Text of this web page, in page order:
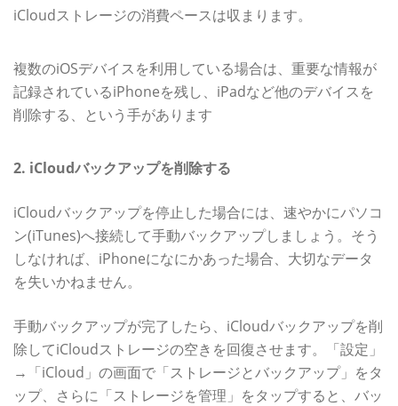
iCloudストレージの消費ペースは収まります。
複数のiOSデバイスを利用している場合は、重要な情報が
記録されているiPhoneを残し、iPadなど他のデバイスを
削除する、という手があります
2. iCloudバックアップを削除する
iCloudバックアップを停止した場合には、速やかにパソコ
ン(iTunes)へ接続して手動バックアップしましょう。そう
しなければ、iPhoneになにかあった場合、大切なデータ
を失いかねません。
手動バックアップが完了したら、iCloudバックアップを削
除してiCloudストレージの空きを回復させます。「設定」
→「iCloud」の画面で「ストレージとバックアップ」をタ
ップ、さらに「ストレージを管理」をタップすると、バッ